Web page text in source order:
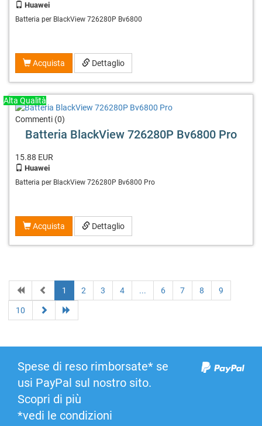
Huawei
Batteria per BlackView 726280P Bv6800
Acquista Dettaglio
Alta Qualità
Commenti (0)
Batteria BlackView 726280P Bv6800 Pro
15.88 EUR
Huawei
Batteria per BlackView 726280P Bv6800 Pro
Acquista Dettaglio
1 2 3 4 ... 6 7 8 9
10
Spese di reso rimborsate* se
usi PayPal sul nostro sito.
Scopri di più
*vedi le condizioni